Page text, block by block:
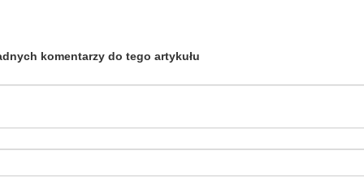
komentarzy do tego artykułu